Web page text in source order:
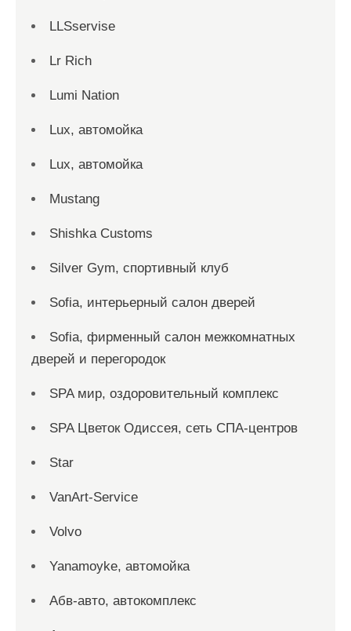
LLSservise
Lr Rich
Lumi Nation
Lux, автомойка
Lux, автомойка
Mustang
Shishka Customs
Silver Gym, спортивный клуб
Sofia, интерьерный салон дверей
Sofia, фирменный салон межкомнатных
дверей и перегородок
SPA мир, оздоровительный комплекс
SPA Цветок Одиссея, сеть СПА-центров
Star
VanArt-Service
Volvo
Yanamoyke, автомойка
Абв-авто, автокомплекс